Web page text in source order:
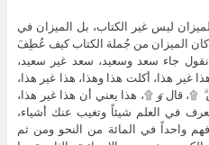
ليس غير الكتاب، بل الميزان في
كان الميزان من جُملة الكتاب كيف عُطِفَ
جاء سعد وسعيد، سعد غير سعيد،
غير هذا، أكلت هذا وهذا، هذا غير هذا،
۩، قالوَ ۩، هذا يعني أن هذا غير هذا،
في العلم شيئاً وتغيب عنك أشياء،
واحداً في المائة من النحو ومن ثم